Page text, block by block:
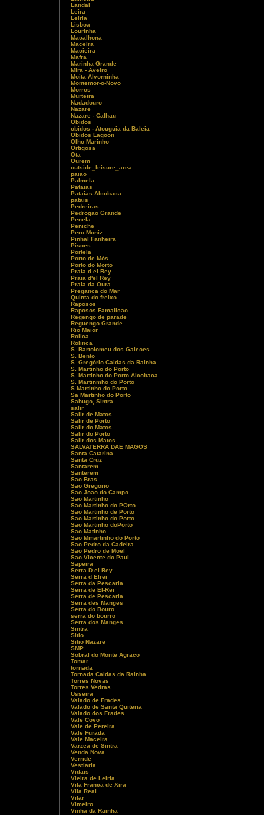
Landal
Leira
Leiria
Lisboa
Lourinha
Macalhona
Maceira
Macieira
Mafra
Marinha Grande
Mira - Aveiro
Moita Alvorninha
Montemor-o-Novo
Morros
Murteira
Nadadouro
Nazare
Nazare - Calhau
Obidos
obidos - Atouguia da Baleia
Obidos Lagoon
Olho Marinho
Ortigosa
Ota
Ourem
outside_leisure_area
paiao
Palmela
Pataias
Pataias Alcobaca
patais
Pedreiras
Pedrogao Grande
Penela
Peniche
Pero Moniz
Pinhal Fanheira
Pisoes
Portela
Porto de Mós
Porto do Morto
Praia d el Rey
Praia d'el Rey
Praia da Oura
Preganca do Mar
Quinta do freixo
Raposos
Raposos Famalicao
Regengo de parade
Reguengo Grande
Rio Maior
Rolica
Rolinca
S. Bartolomeu dos Galeoes
S. Bento
S. Gregório Caldas da Rainha
S. Martinho do Porto
S. Martinho do Porto Alcobaca
S. Martinmho do Porto
S.Martinho do Porto
Sa Martinho do Porto
Sabugo, Sintra
salir
Salir de Matos
Salir de Porto
Salir do Matos
Salir do Porto
Salir dos Matos
SALVATERRA DAE MAGOS
Santa Catarina
Santa Cruz
Santarem
Santerem
Sao Bras
Sao Gregorio
Sao Joao do Campo
Sao Martinho
Sao Martinho do POrto
Sao Martinho de Porto
Sao Martinho do Porto
Sao Martinho doPorto
Sao Matinho
Sao Mmartinho do Porto
Sao Pedro da Cadeira
Sao Pedro de Moel
Sao Vicente do Paul
Sapeira
Serra D el Rey
Serra d Elrei
Serra da Pescaria
Serra de El-Rei
Serra de Pescaria
Serra des Manges
Serra do Bouro
serra do bourro
Serra dos Manges
Sintra
Sitio
Sitio Nazare
SMP
Sobral do Monte Agraco
Tomar
tornada
Tornada Caldas da Rainha
Torres Novas
Torres Vedras
Usseira
Valado de Frades
Valado de Santa Quiteria
Valado dos Frades
Vale Covo
Vale de Pereira
Vale Furada
Vale Maceira
Varzea de Sintra
Venda Nova
Verride
Vestiaria
Vidais
Vieira de Leiria
Vila Franca de Xira
Vila Real
Vilar
Vimeiro
Vinha da Rainha